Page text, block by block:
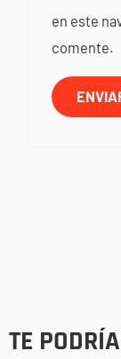
en este
comente.
TE